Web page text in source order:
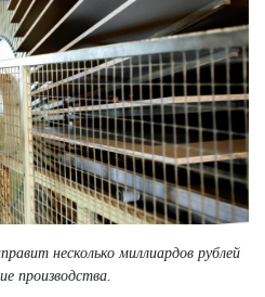
несколько миллиардов рублей
производства.